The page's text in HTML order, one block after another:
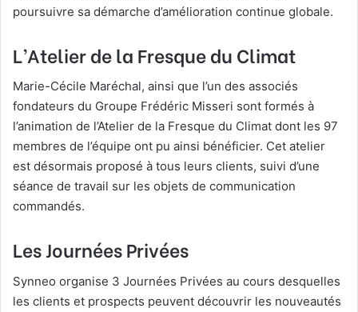
poursuivre sa démarche d’amélioration continue globale.
L’Atelier de la Fresque du Climat
Marie-Cécile Maréchal, ainsi que l’un des associés
fondateurs du Groupe Frédéric Misseri sont formés à
l’animation de l’Atelier de la Fresque du Climat dont les 97
membres de l’équipe ont pu ainsi bénéficier. Cet atelier
est désormais proposé à tous leurs clients, suivi d’une
séance de travail sur les objets de communication
commandés.
Les Journées Privées
Synneo organise 3 Journées Privées au cours desquelles
les clients et prospects peuvent découvrir les nouveautés